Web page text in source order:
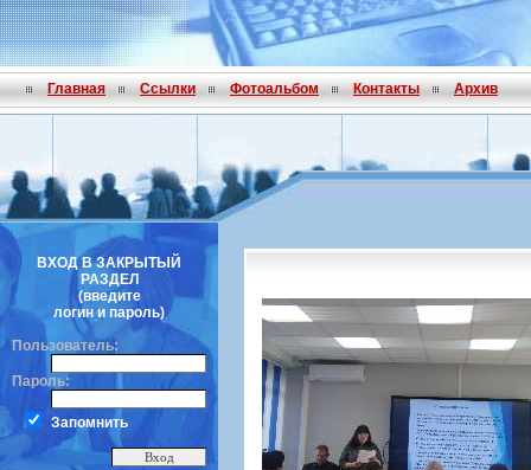
Главная Ссылки Фотоальбом Контакты Архив
ВХОД В ЗАКРЫТЫЙ
РАЗДЕЛ
(введите
логин и пароль)
Пользователь:
Пароль:
Запомнить